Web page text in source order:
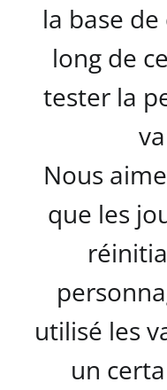
la base
long de
tester la
Nous
que les
utilisé les
un